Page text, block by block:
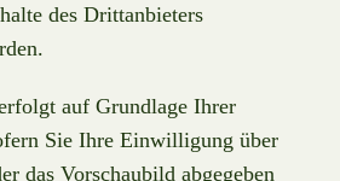
des Drittanbieters
auf Grundlage Ihrer
Sie Ihre Einwilligung über
das Vorschaubild abgegeben